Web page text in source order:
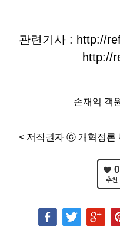
관련기사 : http://
http://
손재익 객
< 저작권자 ⓒ 개혁정론
0
추천